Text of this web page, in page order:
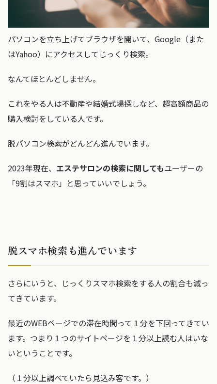
パソコンを立ち上げてブラウザを開いて、Google（また
はYahoo）にアクセスしてじっくり検索。
なんてほとんどしません。
これをやる人は不動産や結婚式場探しなど、超高額商品の
購入検討をしている人です。
脱パソコン検索がどんどん進んでいます。
2023年現在、 エステサロンの検索に関してもユーザーの
「9割はスマホ」と思っていいでしょう。
脱スマホ検索も進んでいます
さらにいうと、じっくりスマホ検索をする人の割合も減っ
てきています。
最近のWEBページでの滞在時間って１分を下回ってきてい
ます。つまり１つのサイトページを１分以上読む人はいな
いということです。
（１分以上調べていたら見込み客です。）